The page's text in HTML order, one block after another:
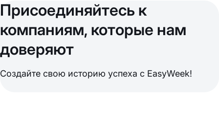
Присоединяйтесь к
компаниям, которые нам
доверяют
Создайте свою историю успеха с EasyWeek!